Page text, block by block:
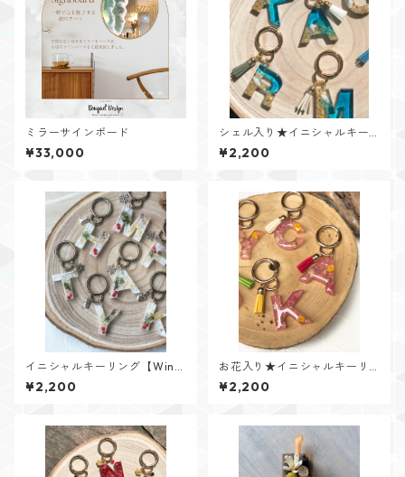
ミラーサインボード
¥33,000
シェル入り★イニシャルキー
リング【Cristal Oceanシリー
ズ】
¥2,200
イニシャルキーリング【Wint
er Memoryシリーズ】
¥2,200
お花入り★イニシャルキーリ
ング【Flower Jewelシリー
ズ】
¥2,200